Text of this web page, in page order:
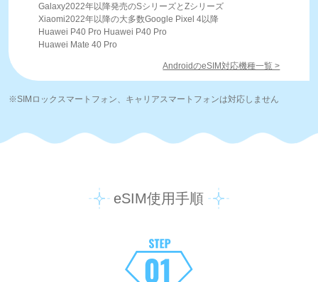
Galaxy2022年以降発売のSシリーズとZシリーズ
Xiaomi2022年以降の大多数Google Pixel 4以降
Huawei P40 Pro Huawei P40 Pro
Huawei Mate 40 Pro
AndroidのeSIM対応機種一覧 >
※SIMロックスマートフォン、キャリアスマートフォンは対応しません
eSIM使用手順